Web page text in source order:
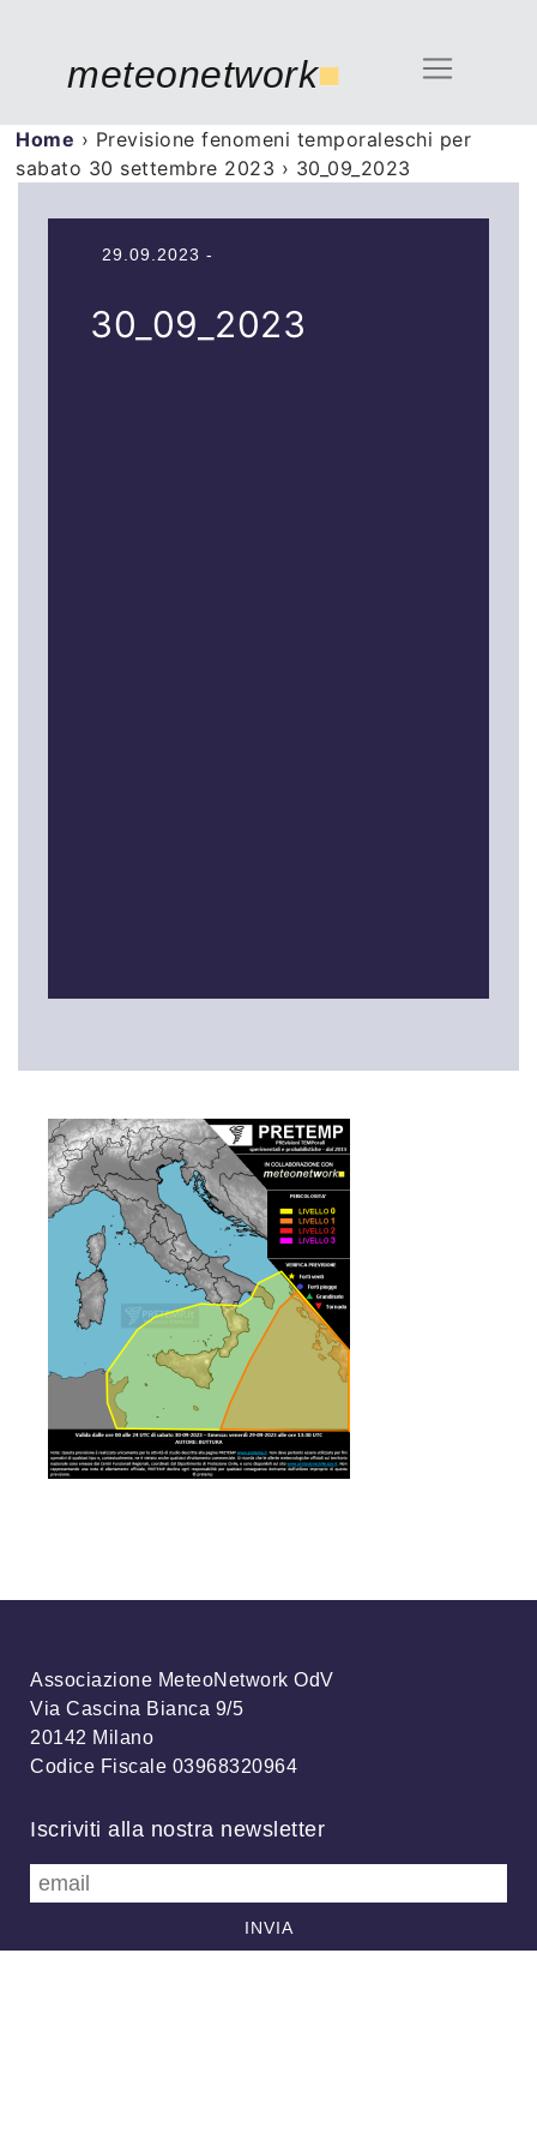
meteonetwork■
Home › Previsione fenomeni temporaleschi per
sabato 30 settembre 2023 › 30_09_2023
29.09.2023 -
30_09_2023
Associazione MeteoNetwork OdV
Via Cascina Bianca 9/5
20142 Milano
Codice Fiscale 03968320964
Iscriviti alla nostra newsletter